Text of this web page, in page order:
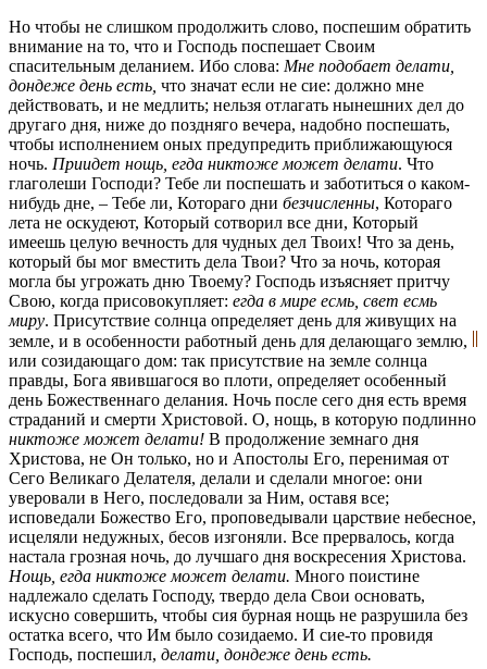
Но чтобы не слишком продолжить слово, поспешим обратить
внимание на то, что и Господь поспешает Своим
спасительным деланием. Ибо слова: Мне подобает делати,
дондеже день есть, что значат если не сие: должно мне
действовать, и не медлить; нельзя отлагать нынешних дел до
другаго дня, ниже до поздняго вечера, надобно поспешать,
чтобы исполнением оных предупредить приближающуюся
ночь. Приидет нощь, егда никтоже может делати. Что
глаголеши Господи? Тебе ли поспешать и заботиться о каком-
нибудь дне, – Тебе ли, Котораго дни безчисленны, Котораго
лета не оскудеют, Который сотворил все дни, Который
имеешь целую вечность для чудных дел Твоих! Что за день,
который бы мог вместить дела Твои? Что за ночь, которая
могла бы угрожать дню Твоему? Господь изъясняет притчу
Свою, когда присовокупляет: егда в мире есмь, свет есмь
миру. Присутствие солнца определяет день для живущих на
земле, и в особенности работный день для делающаго землю,
или созидающаго дом: так присутствие на земле солнца
правды, Бога явившагося во плоти, определяет особенный
день Божественнаго делания. Ночь после сего дня есть время
страданий и смерти Христовой. О, нощь, в которую подлинно
никтоже может делати! В продолжение земнаго дня
Христова, не Он только, но и Апостолы Его, перенимая от
Сего Великаго Делателя, делали и сделали многое: они
уверовали в Него, последовали за Ним, оставя все;
исповедали Божество Его, проповедывали царствие небесное,
исцеляли недужных, бесов изгоняли. Все прервалось, когда
настала грозная ночь, до лучшаго дня воскресения Христова.
Нощь, егда никтоже может делати. Много поистине
надлежало сделать Господу, твердо дела Свои основать,
искусно совершить, чтобы сия бурная нощь не разрушила без
остатка всего, что Им было созидаемо. И сие-то провидя
Господь, поспешил, делати, дондеже день есть.